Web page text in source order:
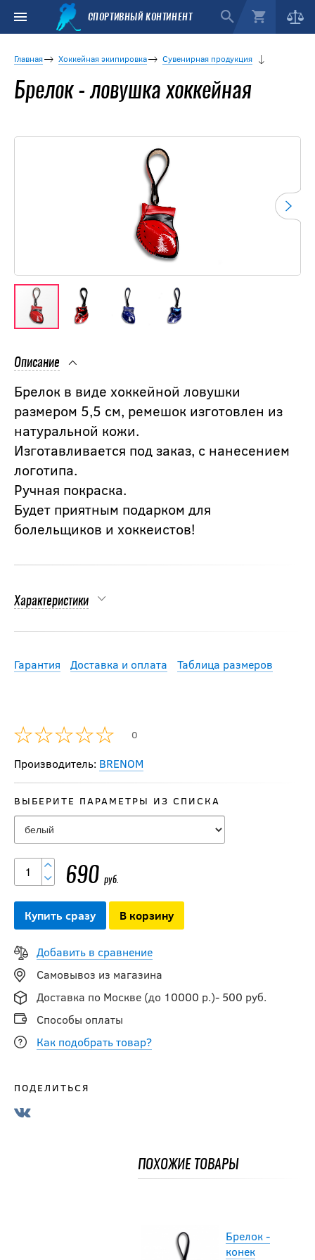
СПОРТИВНЫЙ КОНТИНЕНТ
Главная Хоккейная экипировка Сувенирная продукция
Брелок - ловушка хоккейная
Описание
Брелок в виде хоккейной ловушки
размером 5,5 см, ремешок изготовлен из
натуральной кожи.
Изготавливается под заказ, с нанесением
логотипа.
Ручная покраска.
Будет приятным подарком для
болельщиков и хоккеистов!
Характеристики
Гарантия Доставка и оплата Таблица размеров
0
Производитель: BRENOM
ВЫБЕРИТЕ ПАРАМЕТРЫ ИЗ СПИСКА
690 руб.
Купить сразу В корзину
Добавить в сравнение
Самовывоз из магазина
Доставка по Москве (до 10000 р.)- 500 руб.
Способы оплаты
Как подобрать товар?
ПОДЕЛИТЬСЯ
ПОХОЖИЕ ТОВАРЫ
конек
690
Брелок -
конек